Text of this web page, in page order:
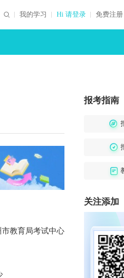
我的学习 Hi 请登录 免费注册
市教育局考试中心
报考指南
关注添加